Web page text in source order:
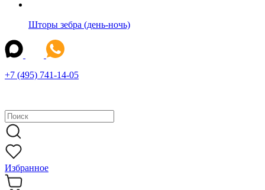
Шторы зебра (день-ночь)
+7 (495) 741-14-05
Избранное